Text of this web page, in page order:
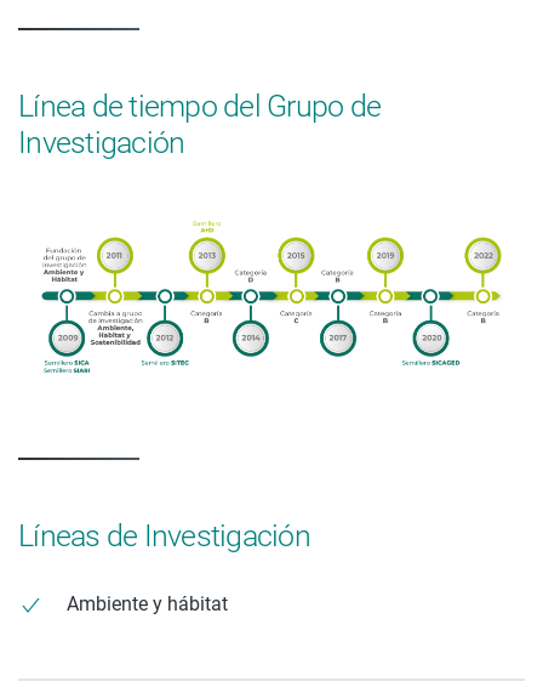
Línea de tiempo del Grupo de
Investigación
Líneas de Investigación
Ambiente y hábitat